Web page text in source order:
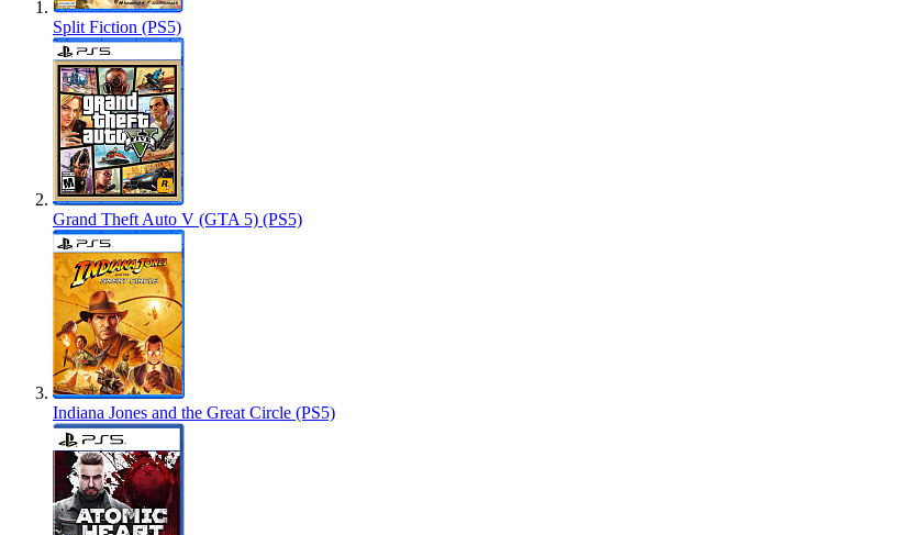
Split Fiction (PS5)
Grand Theft Auto V (GTA 5) (PS5)
Indiana Jones and the Great Circle (PS5)